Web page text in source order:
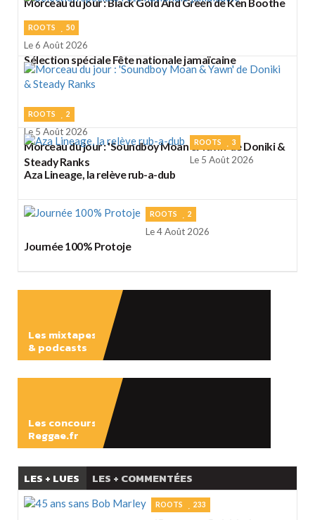
ROOTS 50
Le 6 Août 2026
Sélection spéciale Fête nationale jamaïcaine
ROOTS 2
Le 5 Août 2026
Morceau du jour : 'Soundboy Moan & Yawn' de Doniki &
Steady Ranks
ROOTS 3
Le 5 Août 2026
Aza Lineage, la relève rub-a-dub
ROOTS 2
Le 4 Août 2026
Journée 100% Protoje
Les mixtapes
& podcasts
Les concours
Reggae.fr
LES + LUES LES + COMMENTÉES
ROOTS 233